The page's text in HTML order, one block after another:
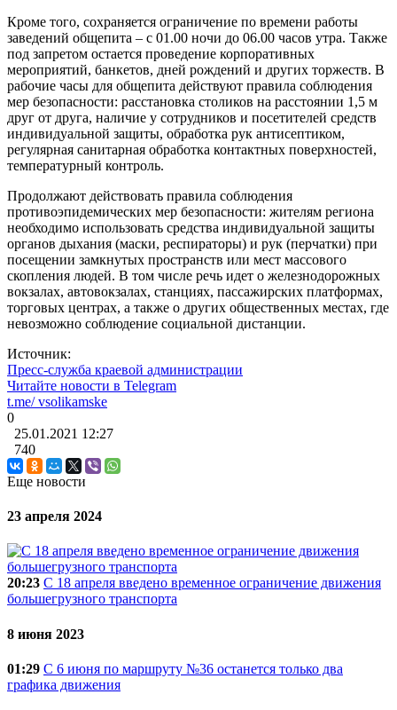
Кроме того, сохраняется ограничение по времени работы
заведений общепита – с 01.00 ночи до 06.00 часов утра. Также
под запретом остается проведение корпоративных
мероприятий, банкетов, дней рождений и других торжеств. В
рабочие часы для общепита действуют правила соблюдения
мер безопасности: расстановка столиков на расстоянии 1,5 м
друг от друга, наличие у сотрудников и посетителей средств
индивидуальной защиты, обработка рук антисептиком,
регулярная санитарная обработка контактных поверхностей,
температурный контроль.
Продолжают действовать правила соблюдения
противоэпидемических мер безопасности: жителям региона
необходимо использовать средства индивидуальной защиты
органов дыхания (маски, респираторы) и рук (перчатки) при
посещении замкнутых пространств или мест массового
скопления людей. В том числе речь идет о железнодорожных
вокзалах, автовокзалах, станциях, пассажирских платформах,
торговых центрах, а также о других общественных местах, где
невозможно соблюдение социальной дистанции.
Источник:
Пресс-служба краевой администрации
Читайте новости в Telegram
t.me/vsolikamske
0
25.01.2021 12:27
740
Еще новости
23 апреля 2024
20:23 C 18 апреля введено временное ограничение движения
большегрузного транспорта
8 июня 2023
01:29 С 6 июня по маршруту №36 останется только два
графика движения